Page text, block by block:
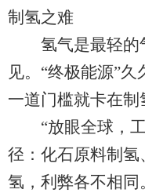
制氢之难
氢气是最轻的
见。“终极能源”
一道门槛就卡在制
“放眼全球，工
径：化石原料制氢
氢，利弊各不相同